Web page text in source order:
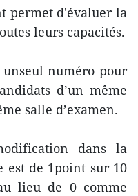
permet d'évaluer la
leurs capacités.
numéro pour
d’un même
salle d’examen.
dans la
est de 1point sur 10
lieu de 0 comme